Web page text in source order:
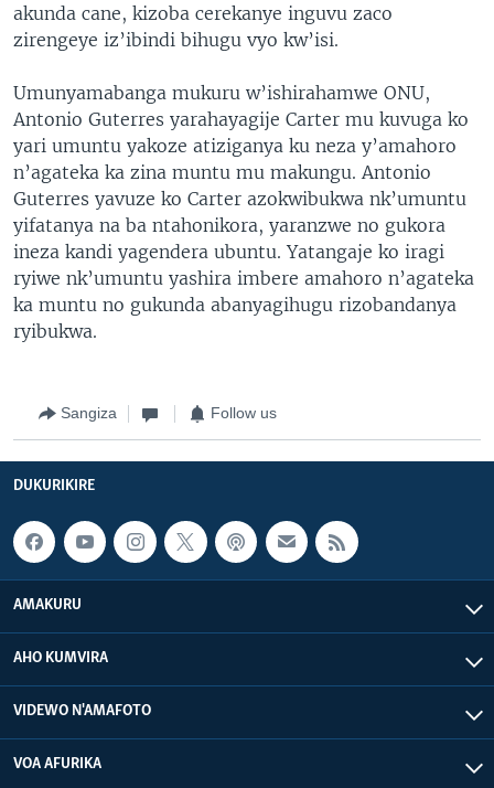
akunda cane, kizoba cerekanye inguvu zaco
zirengeye iz’ibindi bihugu vyo kw’isi.
Umunyamabanga mukuru w’ishirahamwe ONU,
Antonio Guterres yarahayagije Carter mu kuvuga ko
yari umuntu yakoze atiziganya ku neza y’amahoro
n’agateka ka zina muntu mu makungu. Antonio
Guterres yavuze ko Carter azokwibukwa nk’umuntu
yifatanya na ba ntahonikora, yaranzwe no gukora
ineza kandi yagendera ubuntu. Yatangaje ko iragi
ryiwe nk’umuntu yashira imbere amahoro n’agateka
ka muntu no gukunda abanyagihugu rizobandanya
ryibukwa.
Sangiza Follow us
DUKURIKIRE
AMAKURU
AHO KUMVIRA
VIDEWO N'AMAFOTO
VOA AFURIKA